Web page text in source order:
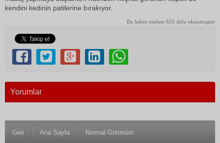
kendini kedinin patilerine bırakıyor.
Bu haber toplam 620 defa okunmuştur
Yorumlar
Geri Ana Sayfa Normal Görünüm